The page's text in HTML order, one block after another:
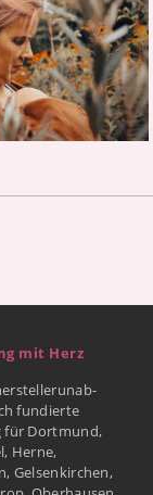
mit Herz
fundierte
für Dortmund,
Herne,
Gelsenkirchen,